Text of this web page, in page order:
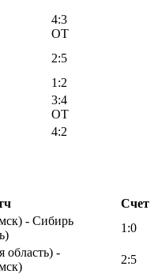
4:3
OT
2:5
1:2
3:4
OT
4:2
Счет
- Сибирь
1:0
область) -
2:5